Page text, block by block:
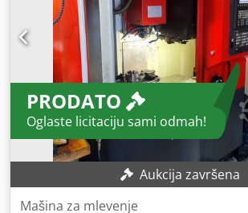
- 100 mm pomična – vertikalno -
glodanje - 3-osna Heidenhain digitalna
Uređaj za hlađenje - Delilni kružni sto sa
sa tri čeljusti Ukupna snaga: 1,9 kW
Š x V: 1,30 x 1,10 x 1,60 m Težina: cca. 850
PDV-a, franko fabrika, utovar uračunat.
PRODATO
Oglaste licitaciju sami odmah!
Aukcija završena
Mašina za mlevenje